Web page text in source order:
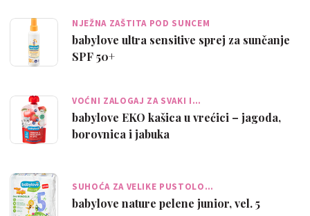
NJEŽNA ZAŠTITA POD SUNCEM
babylove ultra sensitive sprej za sunčanje
SPF 50+
VOĆNI ZALOGAJ ZA SVAKI I…
babylove EKO kašica u vrećici – jagoda,
borovnica i jabuka
SUHOĆA ZA VELIKE PUSTOLO…
babylove nature pelene junior, vel. 5